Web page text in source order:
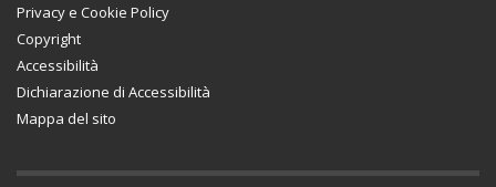
Privacy e Cookie Policy
Copyright
Accessibilità
Dichiarazione di Accessibilità
Mappa del sito